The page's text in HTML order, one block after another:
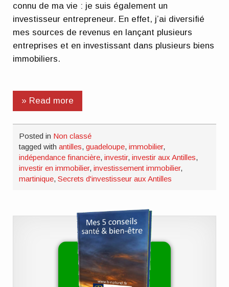
connu de ma vie : je suis également un
investisseur entrepreneur. En effet, j’ai diversifié
mes sources de revenus en lançant plusieurs
entreprises et en investissant dans plusieurs biens
immobiliers.
» Read more
Posted in Non classé
tagged withantilles,guadeloupe,immobilier,
indépendance financière,investir,investir aux Antilles,
investir en immobilier,investissement immobilier,
martinique,Secrets d'investisseur aux Antilles